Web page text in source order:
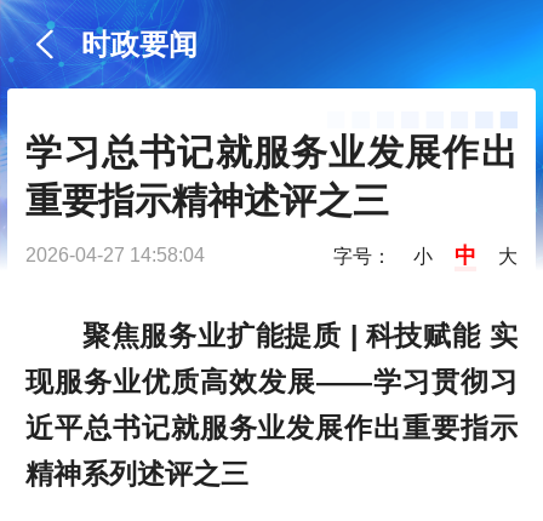
时政要闻
学习总书记就服务业发展作出
重要指示精神述评之三
2026-04-27 14:58:04 字号： 小 中 大
聚焦服务业扩能提质 | 科技赋能 实
现服务业优质高效发展——学习贯彻习
近平总书记就服务业发展作出重要指示
精神系列述评之三